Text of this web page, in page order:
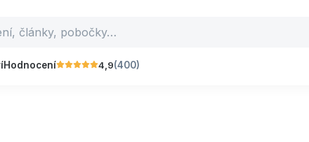
Hodnocení 4,9(400)